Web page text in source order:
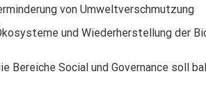
von Umweltverschmutzung
und Wiederherstellung der
Bereiche Social und Governance soll